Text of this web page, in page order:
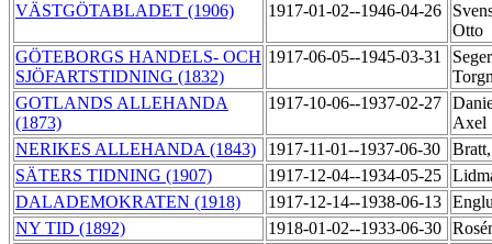
VÄSTGÖTABLADET (1906)
1917-01-02--1946-04-26
Otto
GÖTEBORGS HANDELS- OCH
SJÖFARTSTIDNING (1832)
1917-06-05--1945-03-31
GOTLANDS ALLEHANDA
(1873)
1917-10-06--1937-02-27
Axel
NERIKES ALLEHANDA (1843)
1917-11-01--1937-06-30
SÄTERS TIDNING (1907)
1917-12-04--1934-05-25
DALADEMOKRATEN (1918)
1917-12-14--1938-06-13
NY TID (1892)
1918-01-02--1933-06-30